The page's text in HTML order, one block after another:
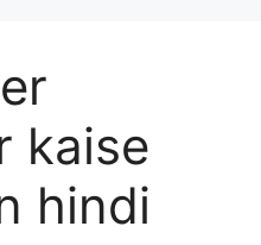
kaise
hindi